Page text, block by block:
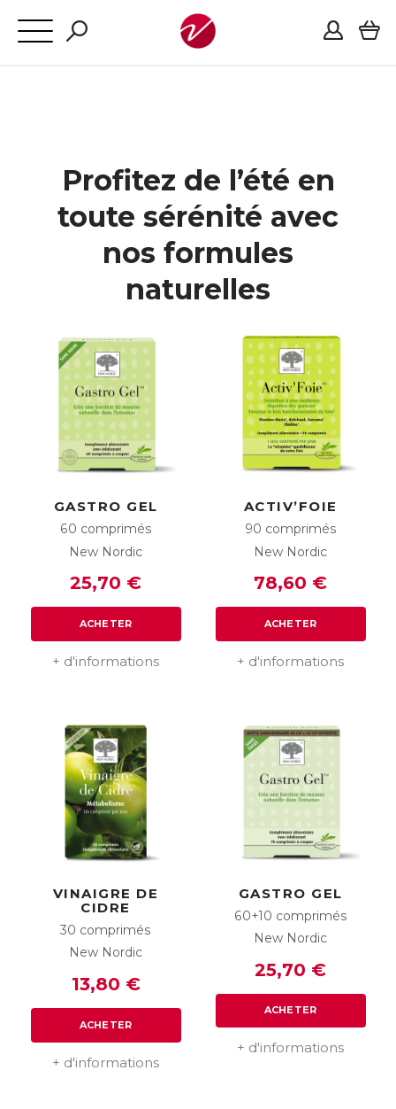
Profitez de l’été en
toute sérénité avec
nos formules
naturelles
GASTRO GEL
60 comprimés
New Nordic
25,70 €
ACHETER
+ d'informations
ACTIV’FOIE
90 comprimés
New Nordic
78,60 €
ACHETER
+ d'informations
VINAIGRE DE
CIDRE
30 comprimés
New Nordic
13,80 €
ACHETER
+ d'informations
GASTRO GEL
60+10 comprimés
New Nordic
25,70 €
ACHETER
+ d'informations